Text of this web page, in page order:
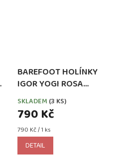
BAREFOOT HOLÍNKY
IGOR YOGI ROSA
(STARORŮŽOVÉ)
SKLADEM (3 KS)
790 Kč
Měrná
cena:
790 Kč / 1 ks
DETAIL